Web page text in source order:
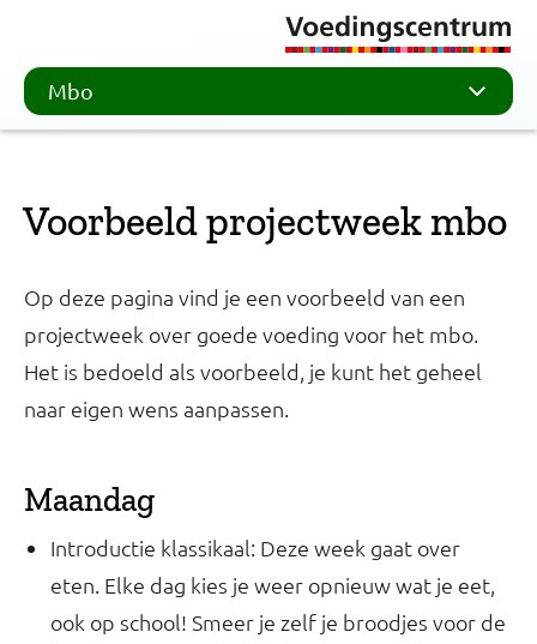
Mbo
Voorbeeld projectweek mbo
Op deze pagina vind je een voorbeeld van een
projectweek over goede voeding voor het mbo.
Het is bedoeld als voorbeeld, je kunt het geheel
naar eigen wens aanpassen.
Maandag
Introductie klassikaal: Deze week gaat over
eten. Elke dag kies je weer opnieuw wat je eet,
ook op school! Smeer je zelf je broodjes voor de